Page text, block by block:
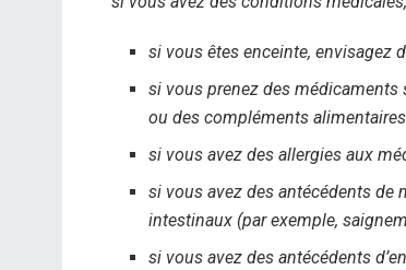
si vous êtes enceinte, envisagez
si vous prenez des médicaments
ou des compléments alimentaires
si vous avez des allergies aux
si vous avez des antécédents de
intestinaux (par exemple,
si vous avez des antécédents